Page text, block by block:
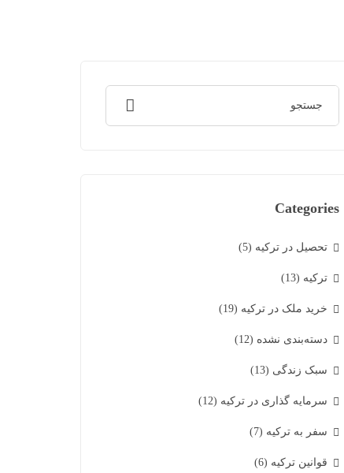
Categories
تحصیل در ترکیه (5)
ترکیه (13)
خرید ملک در ترکیه (19)
دسته‌بندی نشده (12)
سبک زندگی (13)
سرمایه گذاری در ترکیه (12)
سفر به ترکیه (7)
قوانین ترکیه (6)